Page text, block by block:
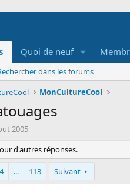
Quoi de neuf
dans les forums
MonCultureCool
2005
d'autres réponses.
4 ... 113 Suivant